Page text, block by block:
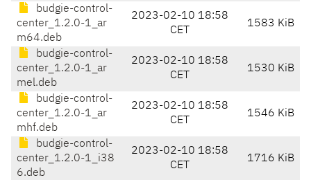
budgie-control-
center_1.2.0-1_ar
m64.deb
2023-02-10 18:58
CET
1583 KiB
budgie-control-
center_1.2.0-1_ar
mel.deb
2023-02-10 18:58
CET
1530 KiB
budgie-control-
center_1.2.0-1_ar
mhf.deb
2023-02-10 18:58
CET
1546 KiB
budgie-control-
center_1.2.0-1_i38
6.deb
2023-02-10 18:58
CET
1716 KiB